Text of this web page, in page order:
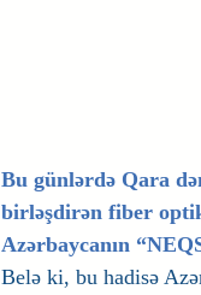
Bu günlərdə Qara
birləşdirən fiber
Azərbaycanın
Belə ki, bu hadisə